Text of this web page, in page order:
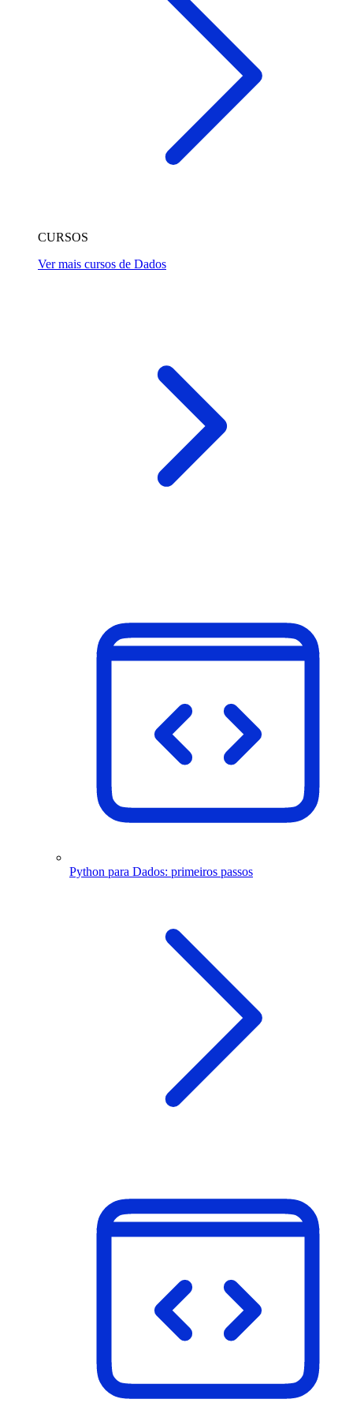
CURSOS
Ver mais cursos de Dados
Python para Dados: primeiros passos